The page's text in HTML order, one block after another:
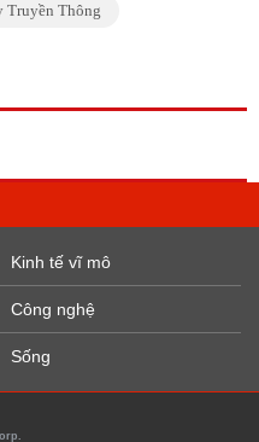
Truyền Thông
Kinh tế vĩ mô
Công nghệ
Sống